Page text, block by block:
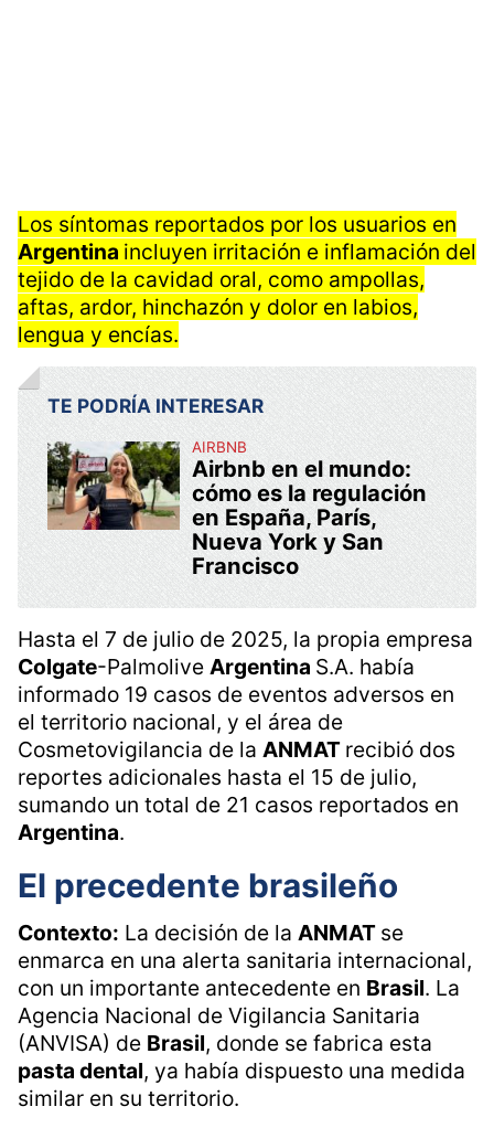
Los síntomas reportados por los usuarios en
Argentina incluyen irritación e inflamación del
tejido de la cavidad oral, como ampollas,
aftas, ardor, hinchazón y dolor en labios,
lengua y encías.
TE PODRÍA INTERESAR
AIRBNB
Airbnb en el mundo:
cómo es la regulación
en España, París,
Nueva York y San
Francisco
Hasta el 7 de julio de 2025, la propia empresa
Colgate-Palmolive Argentina S.A. había
informado 19 casos de eventos adversos en
el territorio nacional, y el área de
Cosmetovigilancia de la ANMAT recibió dos
reportes adicionales hasta el 15 de julio,
sumando un total de 21 casos reportados en
Argentina.
El precedente brasileño
Contexto: La decisión de la ANMAT se
enmarca en una alerta sanitaria internacional,
con un importante antecedente en Brasil. La
Agencia Nacional de Vigilancia Sanitaria
(ANVISA) de Brasil, donde se fabrica esta
pasta dental, ya había dispuesto una medida
similar en su territorio.